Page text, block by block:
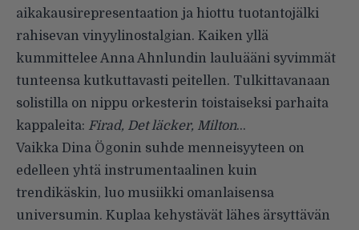
aikakausirepresentaation ja hiottu tuotantojälki
rahisevan vinyylinostalgian. Kaiken yllä
kummittelee Anna Ahnlundin lauluääni syvimmät
tunteensa kutkuttavasti peitellen. Tulkittavanaan
solistilla on nippu orkesterin toistaiseksi parhaita
kappaleita: Firad, Det läcker, Milton…
Vaikka Dina Ögonin suhde menneisyyteen on
edelleen yhtä instrumentaalinen kuin
trendikäskin, luo musiikki omanlaisensa
universumin. Kuplaa kehystävät lähes ärsyttävän